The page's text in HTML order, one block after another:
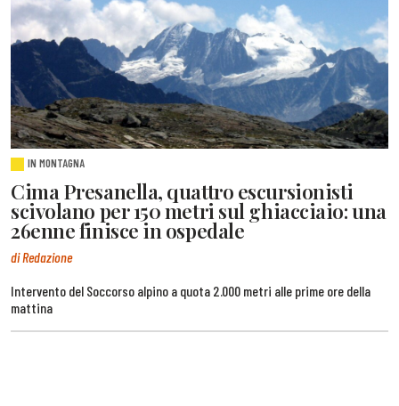
IN MONTAGNA
Cima Presanella, quattro escursionisti
scivolano per 150 metri sul ghiacciaio: una
26enne finisce in ospedale
di Redazione
Intervento del Soccorso alpino a quota 2.000 metri alle prime ore della
mattina